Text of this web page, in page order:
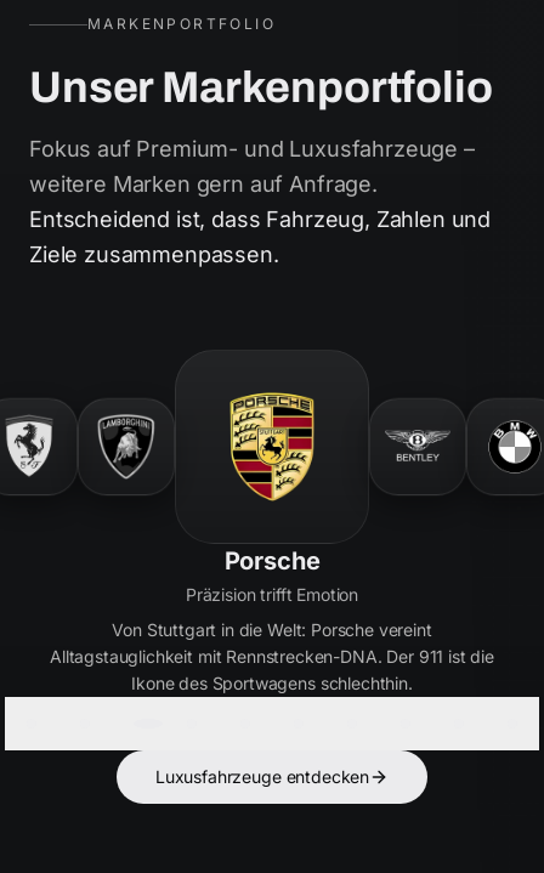
MARKENPORTFOLIO
Unser Markenportfolio
Fokus auf Premium- und Luxusfahrzeuge –
weitere Marken gern auf Anfrage.
Entscheidend ist, dass Fahrzeug, Zahlen und
Ziele zusammenpassen.
Bentley
Handwerkskunst seit 1919
Britische Eleganz in Perfektion. Bentley verbindet
ultimativen Luxus mit kraftvoller Performance – für Kenner,
die das Besondere suchen.
Luxusfahrzeuge entdecken